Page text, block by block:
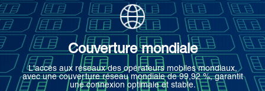
Couverture mondiale
L'accès aux réseaux des opérateurs mobiles mondiaux,
avec une couverture réseau mondiale de 99,92 %, garantit
une connexion optimale et stable.